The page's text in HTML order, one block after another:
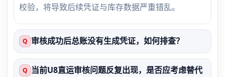
校验，将导致后续凭证与库存数据严重错乱。
Q 审核成功后总账没有生成凭证，如何排查？
Q 当前U8直运审核问题反复出现，是否应考虑替代